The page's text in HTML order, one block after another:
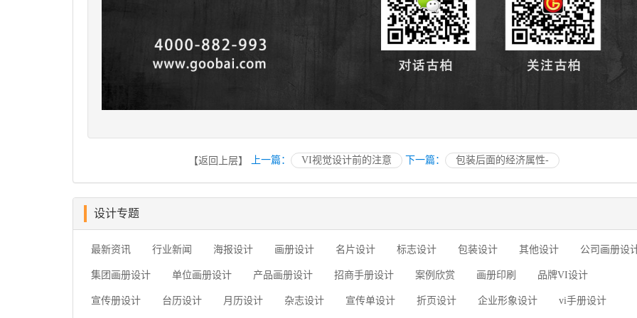
【返回上层】 上一篇： VI视觉设计前的注意 下一篇： 包装后面的经济属性-
设计专题
最新资讯 行业新闻 海报设计 画册设计 名片设计 标志设计 包装设计 其他设计 公司画册设
集团画册设计 单位画册设计 产品画册设计 招商手册设计 案例欣赏 画册印刷 品牌VI设计
宣传册设计 台历设计 月历设计 杂志设计 宣传单设计 折页设计 企业形象设计 vi手册设计